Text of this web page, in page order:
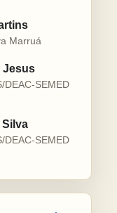
Marruá
Jesus
DEAC-SEMED
DEAC-SEMED